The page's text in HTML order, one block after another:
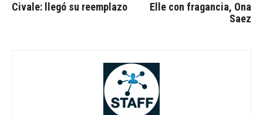
Civale: llegó su reemplazo
Elle con fragancia, Ona
Saez